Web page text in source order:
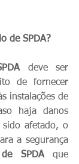
de SPDA?
deve ser
de fornecer
haja danos
afetado, o
a segurança
SPDA que